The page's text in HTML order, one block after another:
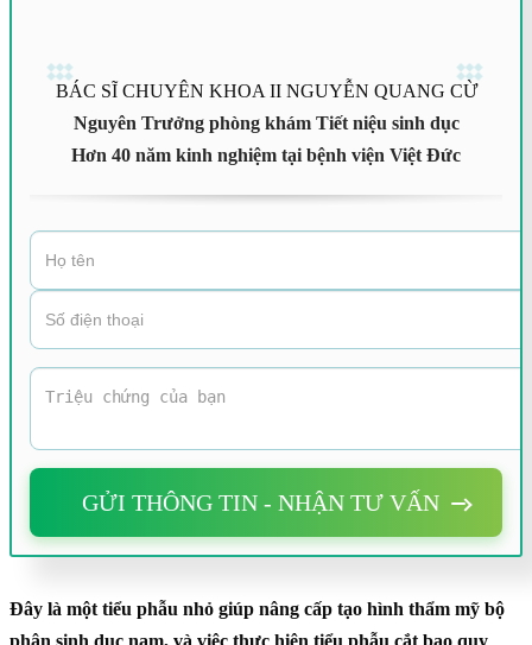
BÁC SĨ CHUYÊN KHOA II NGUYỄN QUANG CỪ
Nguyên Trưởng phòng khám Tiết niệu sinh dục
Hơn 40 năm kinh nghiệm tại bệnh viện Việt Đức
GỬI THÔNG TIN - NHẬN TƯ VẤN
Đây là một tiểu phẫu nhỏ giúp nâng cấp tạo hình thẩm mỹ bộ
phận sinh dục nam, và việc thực hiện tiểu phẫu cắt bao quy